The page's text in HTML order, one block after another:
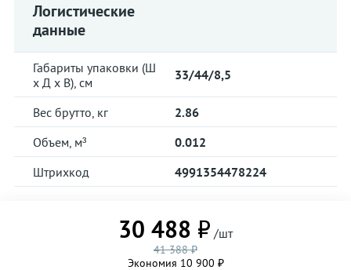
Логистические
данные
Габариты упаковки (Ш
х Д х В), см
33/44/8,5
Вес брутто, кг
2.86
Объем, м³
0.012
Штрихкод
4991354478224
30 488 ₽ /шт
41 388 ₽
Экономия 10 900 ₽